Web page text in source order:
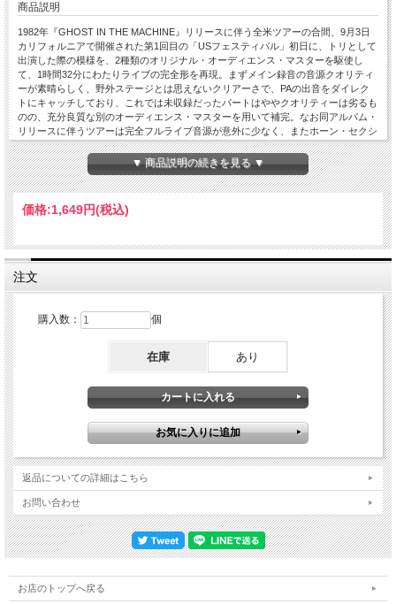
商品説明
1982年『GHOST IN THE MACHINE』リリースに伴う全米ツアーの合間、9月3日
カリフォルニアで開催された第1回目の「USフェスティバル」初日に、トリとして
出演した際の模様を、2種類のオリジナル・オーディエンス・マスターを駆使し
て、1時間32分にわたりライブの完全形を再現。まずメイン録音の音源クオリティ
ーが素晴らしく、野外ステージとは思えないクリアーさで、PAの出音をダイレク
トにキャッチしており、これでは未収録だったパートはややクオリティーは劣るも
のの、充分良質な別のオーディエンス・マスターを用いて補完。なお同アルバム・
リリースに伴うツアーは完全フルライブ音源が意外に少なく、またホーン・セクシ
ョン3人が加わっているところや、「Hungry For You」「When The World Is
Running Down」「Shadows In The Rain」など、このツアー後には演奏されなくな
った曲も多数ゆえ、ファンはやはり要チェック。Live at Glen Helen Regional Park,
San Bernardino, CA, USA 3rd September 1982 Disc 1 : 1. Voices Inside My Head 2.
Message In A Bottle 3. Every Little Thing She Does Is Magic 4. Walking On The
Moon 5. Band Introductions 6. Spirits In The Material World 7. Hungry For You
The Best Of What's Still Around 9. The Bed's Too Big Without You 10. De Do Do Do,
De Da Da Da 11. Demolition Man 12. Shadows In The Rain Disc 2 : 1. Bring On The
Night 2. Driven To Tears 3. One World (Not Three) 4. Invisible Sun 5. Roxanne 6.
Don't Stand So Close To Me 7. Can't Stand Losing You / Reggatta de Blanc 8. So
▼ 商品説明の続きを見る ▼
価格:1,649円(税込)
注文
購入数： 個
在庫 あり
返品についての詳細はこちら
お問い合わせ
お店のトップへ戻る